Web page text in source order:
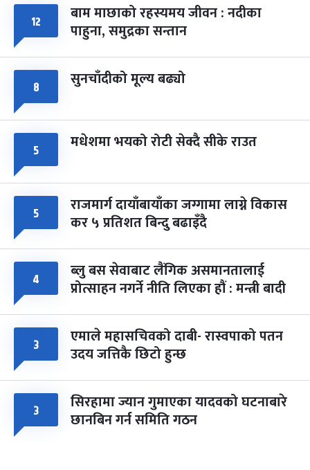
८ फागुपूर्णिमा
चैत्र ८, २०८३-Mar 22, 2027
७ महिना बाँकी
१२ बाम माछाको रहस्यमय जीवन : नदीका
पाहुना, समुद्रका सन्तान
८ सुनचाँदीको मूल्य बढ्यो
५ मधेशमा भयको रोटी सेक्दै सीके राउत
५ राजमार्ग दायाँबायाँका जग्गामा लाग्ने विकास
कर ५ प्रतिशत बिन्दु बढाइँदै
४ ब्लु बस सेवाबाट लैंगिक असमानतालाई
प्रोत्साहन नगर्ने नीति लिएका हौं : मन्त्री बादी
३ एमाले महासचिवको दाबी- रास्वपाको पतन
उदय जत्तिकै छिटो हुन्छ
३ सिरहामा ज्यान गुमाएका यादवको घटनाबारे
छानबिन गर्न समिति गठन